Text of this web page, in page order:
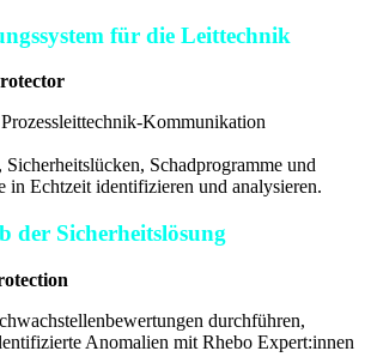
für die Leittechnik
Kommunikation
Schadprogramme und
in Echtzeit identifizieren und analysieren.
der Sicherheitslösung
durchführen,
Anomalien mit Rhebo Expert:innen